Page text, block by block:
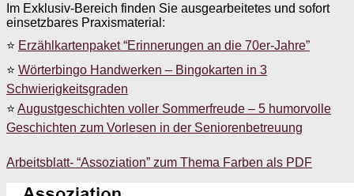
Im Exklusiv-Bereich finden Sie ausgearbeitetes und sofort
einsetzbares Praxismaterial:
⭐ Erzählkartenpaket “Erinnerungen an die 70er-Jahre”
⭐ Wörterbingo Handwerken – Bingokarten in 3
Schwierigkeitsgraden
⭐ Augustgeschichten voller Sommerfreude – 5 humorvolle
Geschichten zum Vorlesen in der Seniorenbetreuung
Arbeitsblatt- “Assoziation” zum Thema Farben als PDF